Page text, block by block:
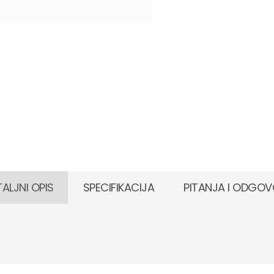
OPIS SPECIFIKACIJA PITANJA I